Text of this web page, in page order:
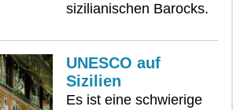
sizilianischen Barocks.
UNESCO auf
Sizilien
Es ist eine schwierige